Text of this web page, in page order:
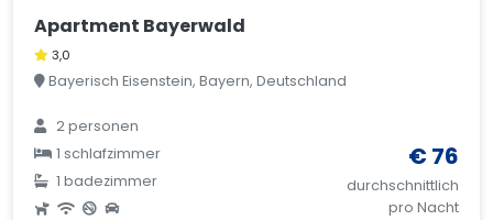
Apartment Bayerwald
3,0
Bayerisch Eisenstein, Bayern, Deutschland
2 personen
1 schlafzimmer
1 badezimmer
€ 76
durchschnittlich
pro Nacht